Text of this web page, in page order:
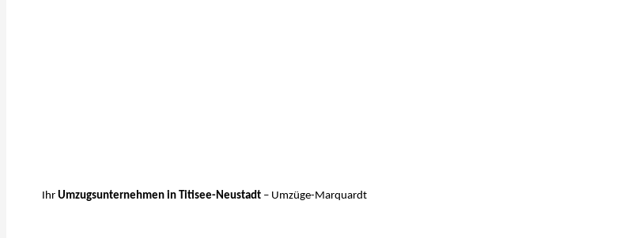
Ihr Umzugsunternehmen in Titisee-Neustadt – Umzüge-Marquardt